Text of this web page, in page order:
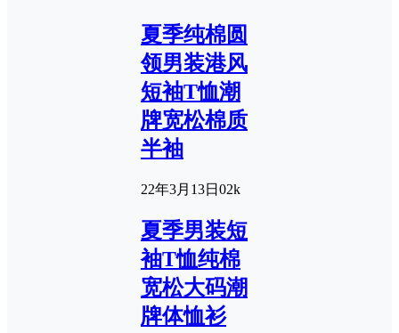
夏季纯棉圆
领男装港风
短袖T恤潮
牌宽松棉质
半袖
22年3月13日 02k
夏季男装短
袖T恤纯棉
宽松大码潮
牌体恤衫